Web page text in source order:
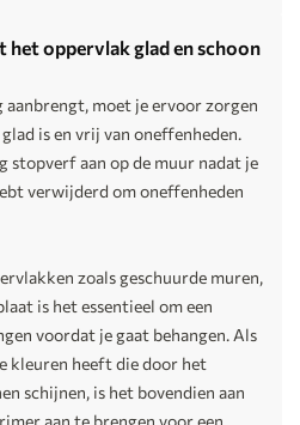
oppervlak glad en schoon
aanbrengt, moet je ervoor zorgen
is en vrij van oneffenheden.
stopverf aan op de muur nadat je
verwijderd om oneffenheden
zoals geschuurde muren,
is het essentieel om een
voordat je gaat behangen. Als
kleuren heeft die door het
schijnen, is het bovendien aan
aan te brengen voor een